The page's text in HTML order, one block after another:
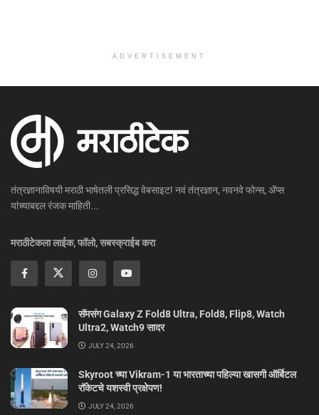
ADVERTISEMENT
तंत्रज्ञानाविषयी मराठी भाषेतली प्रसिद्ध वेबसाइट! नवं तंत्रज्ञान, नवनवे फोन्स, ॲप्स
यांच्याबद्दल रंजक माहिती...
मराठीटेकला लाईक, फॉलो, सबस्क्राईब करा
सॅमसंग Galaxy Z Fold8 Ultra, Fold8, Flip8, Watch
Ultra2, Watch9 सादर
JULY 24, 2026
Skyroot च्या Vikram-1 या भारताच्या पहिल्या खासगी ऑर्बिटल
रॉकेटचे यशस्वी प्रक्षेपण!
JULY 24, 2026